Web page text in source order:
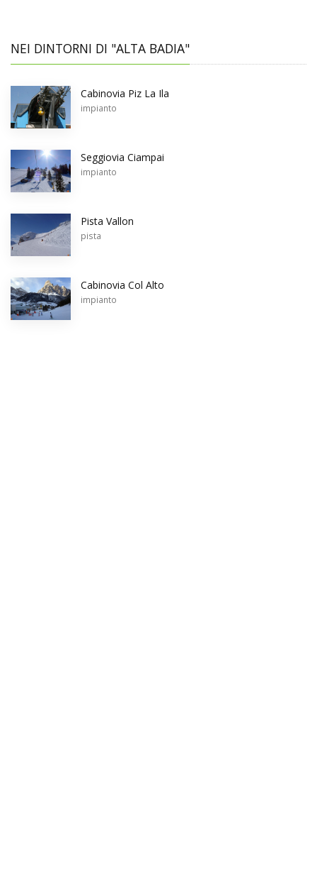
NEI DINTORNI DI "ALTA BADIA"
Cabinovia Piz La Ila
impianto
Seggiovia Ciampai
impianto
Pista Vallon
pista
Cabinovia Col Alto
impianto